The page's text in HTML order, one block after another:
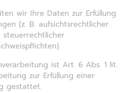
wir Ihre Daten zur Erfüllung
(z. B. aufsichtsrechtlicher
steuerrechtlicher
ist Art. 6 Abs. 1 lit.
zur Erfüllung einer
gestattet.